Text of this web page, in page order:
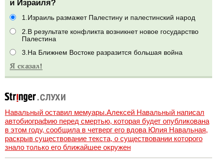
и Израиля?
1.Израиль размажет Палестину и палестинский народ
2.В результате конфликта возникнет новое государство
Палестина
3.На Ближнем Востоке разразится большая война
Навальный оставил мемуары.Алексей Навальный написал
автобиографию перед смертью, которая будет опубликована
в этом году, сообщила в четверг его вдова Юлия Навальная,
раскрыв существование текста, о существовании которого
знало только его ближайшее окружен